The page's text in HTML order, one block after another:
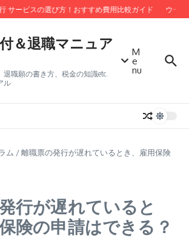
サービスの選び方！おすすめ費用比較ガイド ウー
＆退職マニュア
退職願の書き方、税金の知識etc.
ル
M
e
nu
ム /離職票の発行が遅れているとき、雇用保険
行が遅れていると
険の申請はできる？